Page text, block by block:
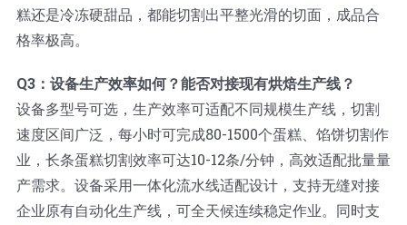
糕还是冷冻硬甜品，都能切割出平整光滑的切面，成品合
格率极高。
Q3：设备生产效率如何？能否对接现有烘焙生产线？
设备多型号可选，生产效率可适配不同规模生产线，切割
速度区间广泛，每小时可完成80-1500个蛋糕、馅饼切割作
业，长条蛋糕切割效率可达10-12条/分钟，高效适配批量量
产需求。设备采用一体化流水线适配设计，支持无缝对接
企业原有自动化生产线，可全天候连续稳定作业。同时支